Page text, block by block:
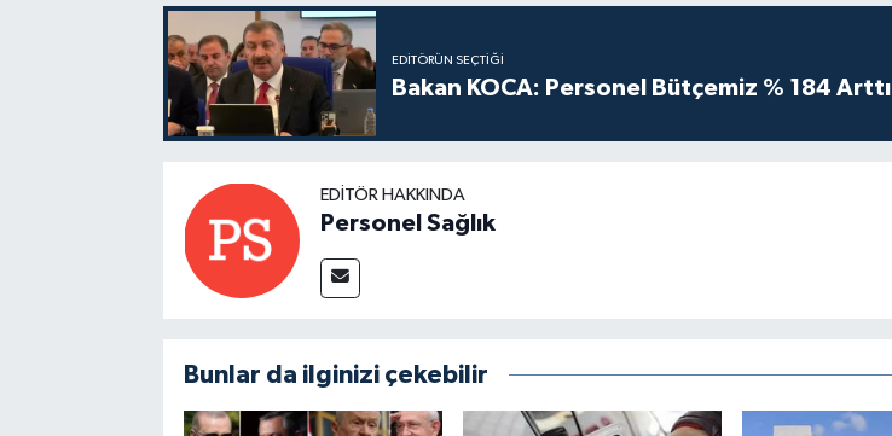
EDITÖRÜN SEÇTIĞI
Bakan KOCA: Personel Bütçemiz % 184 Arttı
EDITÖR HAKKINDA
Personel Sağlık
Bunlar da ilginizi çekebilir